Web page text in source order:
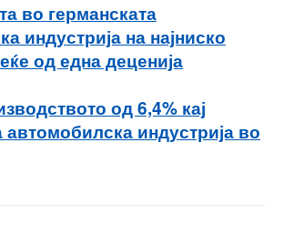
во германската
индустрија на најниско
од една деценија
од 6,4% кај
автомобилска индустрија во